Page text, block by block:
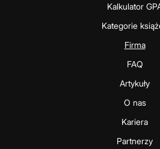
Kalkulator
Kategorie
Firma
FAQ
Artykuły
O nas
Kariera
Partnerzy